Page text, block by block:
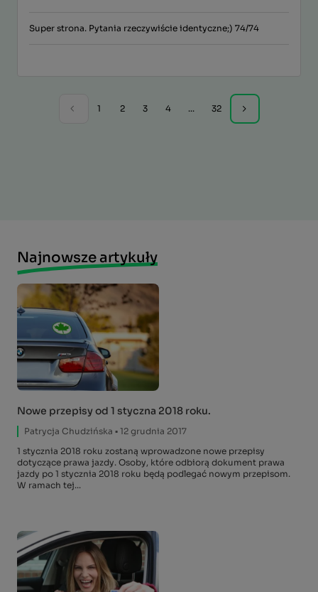
Super strona. Pytania rzeczywiście identyczne;) 74/74
1 2 3 4 ... 32
Najnowsze artykuły
Nowe przepisy od 1 styczna 2018 roku.
Patrycja Chudzińska ▪ 12 grudnia 2017
1 stycznia 2018 roku zostaną wprowadzone nowe przepisy
dotyczące prawa jazdy. Osoby, które odbiorą dokument prawa
jazdy po 1 stycznia 2018 roku będą podlegać nowym przepisom.
W ramach tej...